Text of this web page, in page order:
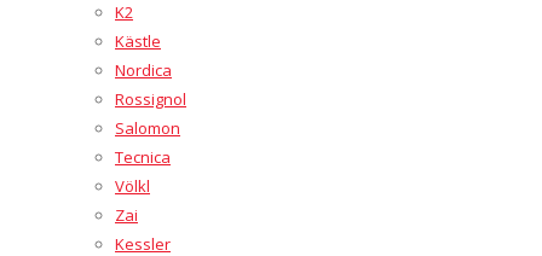
K2
Kästle
Nordica
Rossignol
Salomon
Tecnica
Völkl
Zai
Kessler